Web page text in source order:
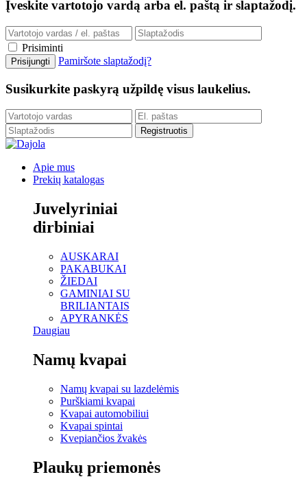
Įveskite vartotojo vardą arba el. paštą ir slaptažodį.
Prisiminti
Pamiršote slaptažodį?
Susikurkite paskyrą užpildę visus laukelius.
Apie mus
Prekių katalogas
Juvelyriniai
dirbiniai
AUSKARAI
PAKABUKAI
ŽIEDAI
GAMINIAI SU
BRILIANTAIS
APYRANKĖS
Daugiau
Namų kvapai
Namų kvapai su lazdelėmis
Purškiami kvapai
Kvapai automobiliui
Kvapai spintai
Kvepiančios žvakės
Plaukų priemonės